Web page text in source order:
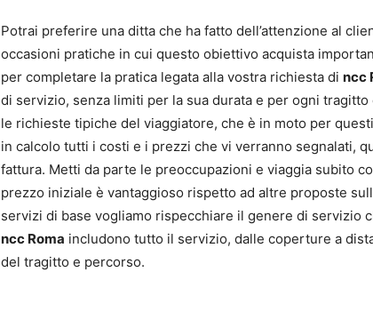
Potrai preferire una ditta che ha fatto dell’attenzione al
occasioni pratiche in cui questo obiettivo acquista
per completare la pratica legata alla vostra richiesta di ncc
di servizio, senza limiti per la sua durata e per ogni
le richieste tipiche del viaggiatore, che è in moto per
in calcolo tutti i costi e i prezzi che vi verranno segnalati,
fattura. Metti da parte le preoccupazioni e viaggia subito
prezzo iniziale è vantaggioso rispetto ad altre proposte
servizi di base vogliamo rispecchiare il genere di servizio
ncc Roma includono tutto il servizio, dalle coperture a
del tragitto e percorso.